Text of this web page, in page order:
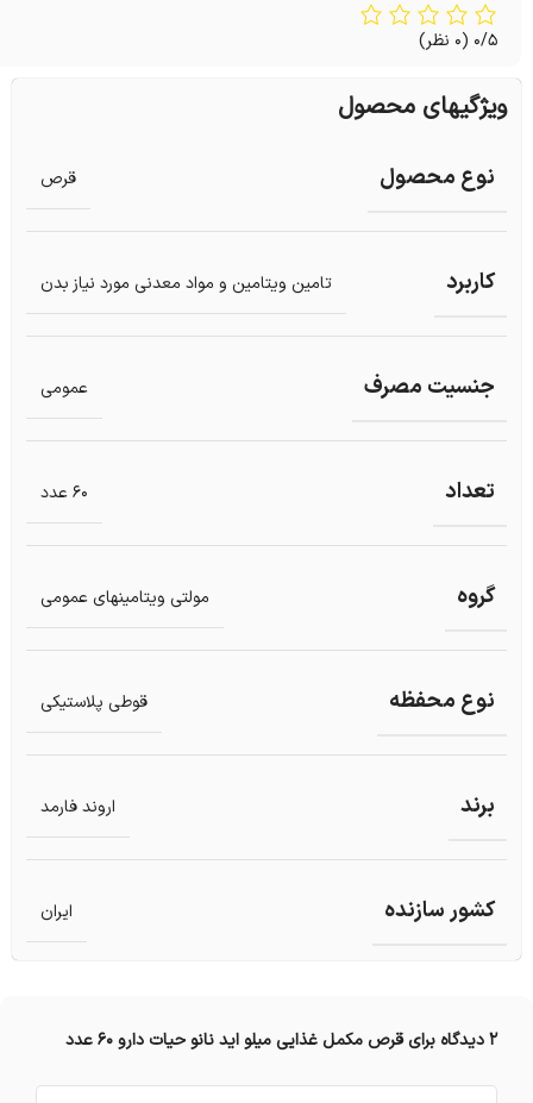
0/5 (0 نظر)
ویژگیهای محصول
نوع محصول قرص
کاربرد تامین ویتامین و مواد معدنی مورد نیاز بدن
جنسیت مصرف عمومی
تعداد 60 عدد
گروه مولتی ویتامینهای عمومی
نوع محفظه قوطی پلاستیکی
برند اروند فارمد
کشور سازنده ایران
2 دیدگاه برای قرص مکمل غذایی میلو اید نانو حیات دارو 60 عدد